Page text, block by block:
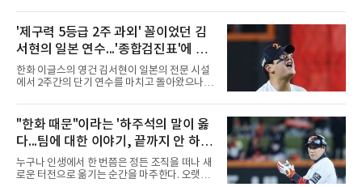
권대회 결승에서 모두 선명여고에 패해 준우승
에 머물렀다. 그러나 세 번째
하부고는 5일 충북 제천실내체육관에서 열린 대
회 남자 18세 이하부 준결승에서 남성고를 세트
스코어 3-1(25-17, 17-25, 25-21, 25-17)로 꺾
고 결승행 티켓을 따냈다. 인하부고는 높은 공격
성공률을 앞세워 경기 주도권을 잡으며 승리를
거뒀다.수성고도 준결승에서 속초고를 상대로
안정된 조직력을 바탕으로 3-1(25-23, 25-16,
고는 인하부고와 우승을 다툴 기회를 잡았다.여
자 18세 이하부에서는 중앙여고
'제구력 5등급 2주 과외' 꼴이었던 김
서현의 일본 연수...'종합검진표'에 불
과
한화 이글스의 영건 김서현이 일본의 전문 시설
에서 2주간의 단기 연수를 마치고 돌아왔으나,
출하며 야구 팬들과 전문가들 사이에 씁쓸한 뒷
맛을 남기고 있다.출국 당시만 해도 선수의 고질
적인 제구 문제를 해결할 특효약이 될 것처럼 포
장되었던 이번 연수는, 뚜껑을 열어보니 '제구력
5등급에게 2주짜리 족집게 과외를 붙여 1등급을
기대한 꼴'이었다는 냉정한 평가를 피하기 어렵
게 됐다.야구에서 투수의 제구력은 오랜 시간 투
"한화 때문"이라는 '하주석의 말이 옳
다...팀에 대한 이야기, 끝까지 안 하는
게 도리
누구나 인생에서 한 번쯤은 정든 조직을 떠나 새
로운 터전으로 옮기는 순간을 마주한다. 오랫동